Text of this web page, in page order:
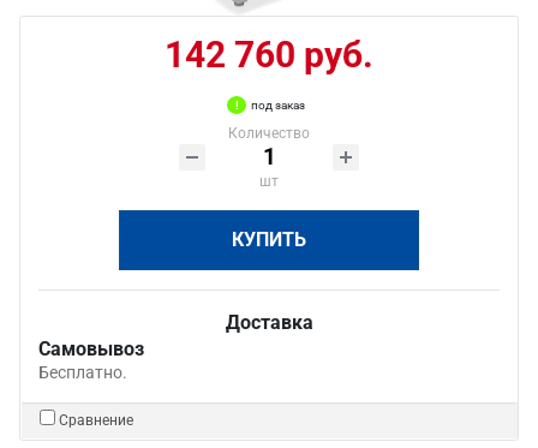
142 760 руб.
под заказ
Количество
шт
КУПИТЬ
Доставка
Самовывоз
Бесплатно.
Сравнение